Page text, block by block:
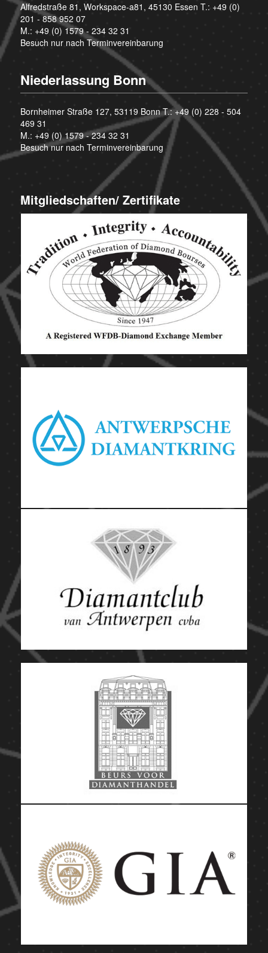
Alfredstraße 81, Workspace-a81, 45130 Essen T.: +49 (0)
201 - 858 952 07
M.: +49 (0) 1579 - 234 32 31
Besuch nur nach Terminvereinbarung
Niederlassung Bonn
Bornheimer Straße 127, 53119 Bonn T.:+49 (0) 228 - 504
469 31
M.: +49 (0) 1579 - 234 32 31
Besuch nur nach Terminvereinbarung
Mitgliedschaften/ Zertifikate